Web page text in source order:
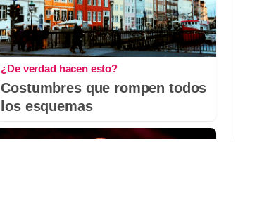
¿De verdad hacen esto?
Costumbres que rompen todos
los esquemas